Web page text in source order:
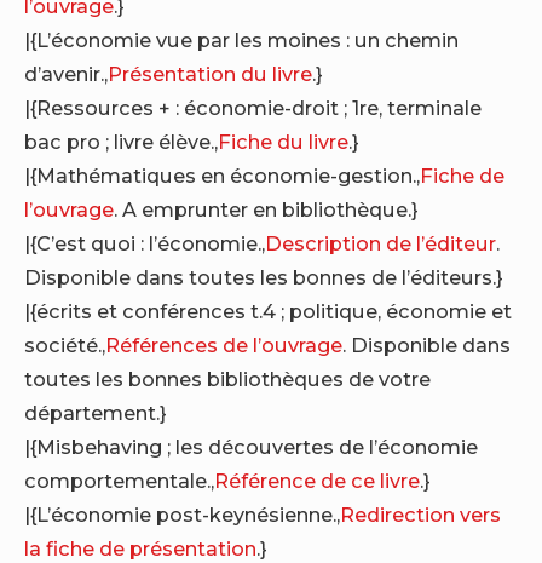
l’ouvrage.}
|{L’économie vue par les moines : un chemin
d’avenir.,Présentation du livre.}
|{Ressources + : économie-droit ; 1re, terminale
bac pro ; livre élève.,Fiche du livre.}
|{Mathématiques en économie-gestion.,Fiche de
l’ouvrage. A emprunter en bibliothèque.}
|{C’est quoi : l’économie.,Description de l’éditeur.
Disponible dans toutes les bonnes de l’éditeurs.}
|{écrits et conférences t.4 ; politique, économie et
société.,Références de l’ouvrage. Disponible dans
toutes les bonnes bibliothèques de votre
département.}
|{Misbehaving ; les découvertes de l’économie
comportementale.,Référence de ce livre.}
|{L’économie post-keynésienne.,Redirection vers
la fiche de présentation.}